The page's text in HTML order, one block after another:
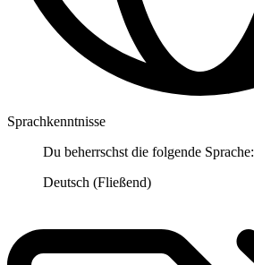
Sprachkenntnisse
Du beherrschst die folgende Sprache:
Deutsch (Fließend)